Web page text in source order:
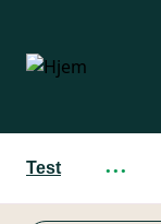
hovedindhold
Test ···